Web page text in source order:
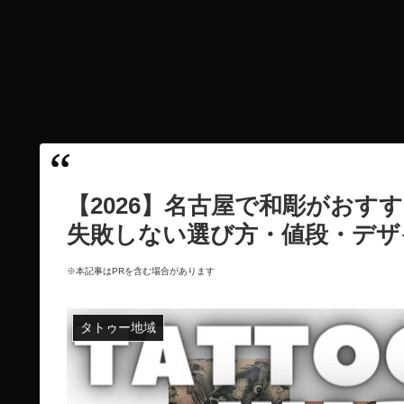
【2026】名古屋で和彫がおす
失敗しない選び方・値段・デ
※本記事はPRを含む場合があります
タトゥー地域